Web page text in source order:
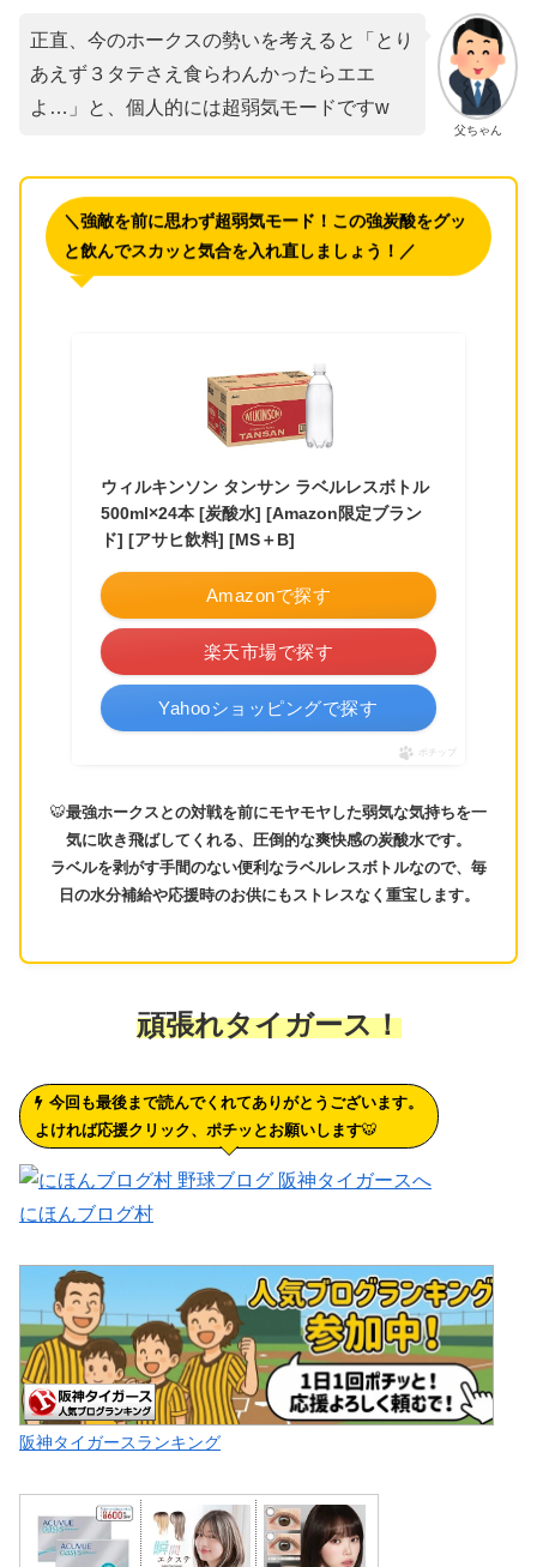
父ちゃん
正直、今のホークスの勢いを考えると「とり
あえず３タテさえ食らわんかったらエエ
よ…」と、個人的には超弱気モードですw
＼強敵を前に思わず超弱気モード！この強炭酸をグッ
と飲んでスカッと気合を入れ直しましょう！／
ウィルキンソン タンサン ラベルレスボトル
500ml×24本 [炭酸水] [Amazon限定ブラン
ド] [アサヒ飲料] [MS＋B]
Amazonで探す
楽天市場で探す
Yahooショッピングで探す
ポチップ
🐯最強ホークスとの対戦を前にモヤモヤした弱気な気持ちを一
気に吹き飛ばしてくれる、圧倒的な爽快感の炭酸水です。
ラベルを剥がす手間のない便利なラベルレスボトルなので、毎
日の水分補給や応援時のお供にもストレスなく重宝します。
頑張れタイガース！
今回も最後まで読んでくれてありがとうございます。
よければ応援クリック、ポチッとお願いします🐯
にほんブログ村
阪神タイガースランキング